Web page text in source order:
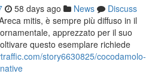
58 days ago News
Discuss
mitis, è sempre più diffuso in il
apprezzato per il suo
questo esemplare richiede
story6630825/cocodamolo-